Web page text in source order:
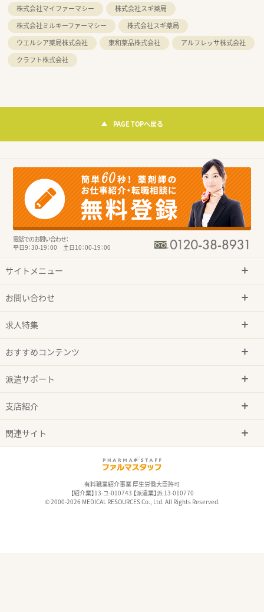
株式会社マイファーマシー
株式会社スギ薬局
株式会社ミルキーファーマシー
株式会社スギ薬局
ウエルシア薬局株式会社
東和薬品株式会社
アルフレッサ株式会社
クラフト株式会社
PAGE TOPへ戻る
電話でのお問い合わせ：
平日9：30-19：00 土日10：00-19：00
サイトメニュー
お問い合わせ
求人特集
おすすめコンテンツ
派遣サポート
支店紹介
関連サイト
有料職業紹介事業 厚生労働大臣許可
【紹介業】13-ユ-010743 【派遣業】派 13-010770
© 2000-2026 MEDICAL RESOURCES Co., Ltd. All Rights Reserved.